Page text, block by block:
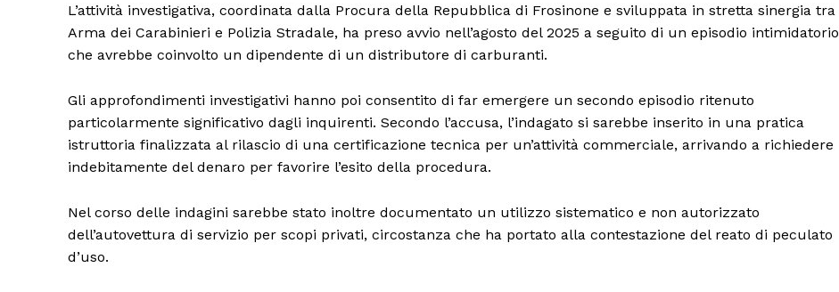
L’attività investigativa, coordinata dalla Procura della Repubblica di Frosinone e sviluppata in stretta sinergia tra
Arma dei Carabinieri e Polizia Stradale, ha preso avvio nell’agosto del 2025 a seguito di un episodio intimidatorio
che avrebbe coinvolto un dipendente di un distributore di carburanti.
Gli approfondimenti investigativi hanno poi consentito di far emergere un secondo episodio ritenuto
particolarmente significativo dagli inquirenti. Secondo l’accusa, l’indagato si sarebbe inserito in una pratica
istruttoria finalizzata al rilascio di una certificazione tecnica per un’attività commerciale, arrivando a richiedere
indebitamente del denaro per favorire l’esito della procedura.
Nel corso delle indagini sarebbe stato inoltre documentato un utilizzo sistematico e non autorizzato
dell’autovettura di servizio per scopi privati, circostanza che ha portato alla contestazione del reato di peculato
d’uso.